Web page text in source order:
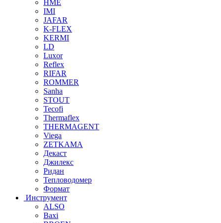
HME
IMI
JAFAR
K-FLEX
KERMI
LD
Luxor
Reflex
RIFAR
ROMMER
Sanha
STOUT
Tecofi
Thermaflex
THERMAGENT
Viega
ZETKAMA
Декаст
Джилекс
Ридан
Тепловодомер
Формат
Инструмент
ALSO
Baxi